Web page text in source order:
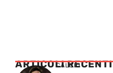
ARTICOLI RECENTI
CALCIO